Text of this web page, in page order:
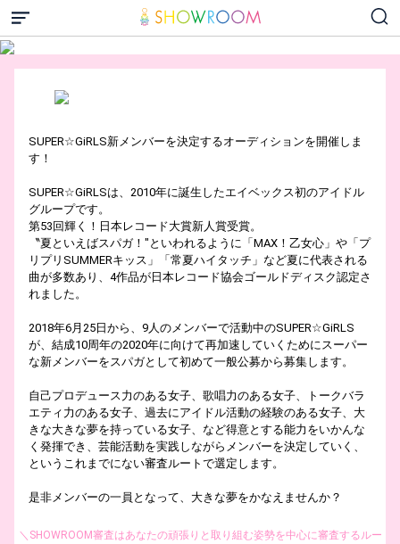
SUPER☆GiRLS新メンバーを決定するオーディションを開催しま
す！
SUPER☆GiRLSは、2010年に誕生したエイベックス初のアイドル
グループです。
第53回輝く！日本レコード大賞新人賞受賞。
〝夏といえばスパガ！"といわれるように「MAX！乙女心」や「プ
リプリSUMMERキッス」「常夏ハイタッチ」など夏に代表される
曲が多数あり、4作品が日本レコード協会ゴールドディスク認定さ
れました。
2018年6月25日から、9人のメンバーで活動中のSUPER☆GiRLS
が、結成10周年の2020年に向けて再加速していくためにスーパー
な新メンバーをスパガとして初めて一般公募から募集します。
自己プロデュース力のある女子、歌唱力のある女子、トークバラ
エティ力のある女子、過去にアイドル活動の経験のある女子、大
きな大きな夢を持っている女子、など得意とする能力をいかんな
く発揮でき、芸能活動を実践しながらメンバーを決定していく、
というこれまでにない審査ルートで選定します。
是非メンバーの一員となって、大きな夢をかなえませんか？
＼SHOWROOM審査はあなたの頑張りと取り組む姿勢を中心に審査するルー